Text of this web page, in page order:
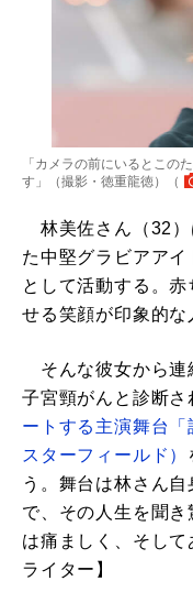
「カメラの前にいるとこの
す」（撮影・徳重龍徳）（
林美佐さん（32）
た中堅グラビアア
として活動する。
せる笑顔が印象的な
そんな彼女から連
子宮頸がんと診断さ
ートする主演舞台
スターフィールド）
う。舞台は林さん
で、その人生を聞き
は痛ましく、そし
ライター】